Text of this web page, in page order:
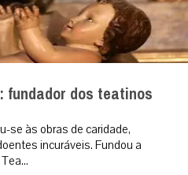
fundador dos teatinos
se às obras de caridade,
incuráveis. Fundou a